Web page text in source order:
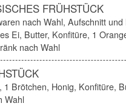
FRÜHSTÜCK
nach Wahl, Aufschnitt und
Ei, Butter, Konfitüre, 1
nach Wahl
1 Brötchen, Honig, Konfitüre,
Wahl